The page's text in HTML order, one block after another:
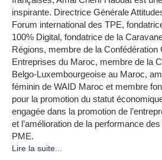
inspirante. Directrice Générale
Forum international des TPE,
100% Digital, fondatrice de la
Régions, membre de la Confédération
Entreprises du Maroc, membre de la
Belgo-Luxembourgeoise au Maroc,
féminin de WAID Maroc et membre
pour la promotion du statut
engagée dans la promotion de
et l’amélioration de la performance
PME.
Lire la suite...